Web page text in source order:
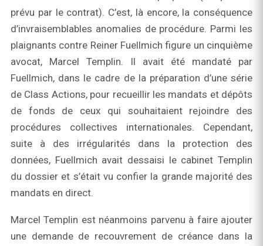
prévu par le contrat). C’est, là encore, la conséquence
d’invraisemblables anomalies de procédure. Parmi les
plaignants contre Reiner Fuellmich figure un cinquième
avocat, Marcel Templin. Il avait été mandaté par
Fuellmich, dans le cadre de la préparation d’une série
de Class Actions, pour recueillir les mandats et dépôts
de fonds de ceux qui souhaitaient rejoindre des
procédures collectives internationales. Cependant,
suite à des irrégularités dans la protection des
données, Fuellmich avait dessaisi le cabinet Templin
du dossier et s’était vu confier la grande majorité des
mandats en direct.
Marcel Templin est néanmoins parvenu à faire ajouter
une demande de recouvrement de créance dans la